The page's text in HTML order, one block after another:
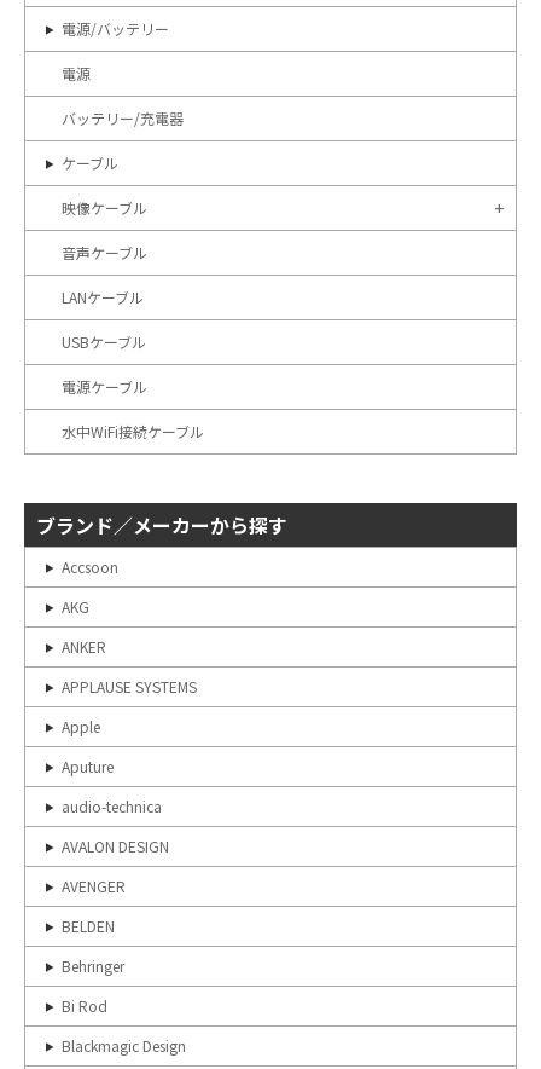
電源/バッテリー
電源
バッテリー/充電器
ケーブル
映像ケーブル
音声ケーブル
LANケーブル
USBケーブル
電源ケーブル
水中WiFi接続ケーブル
ブランド／メーカーから探す
Accsoon
AKG
ANKER
APPLAUSE SYSTEMS
Apple
Aputure
audio-technica
AVALON DESIGN
AVENGER
BELDEN
Behringer
Bi Rod
Blackmagic Design